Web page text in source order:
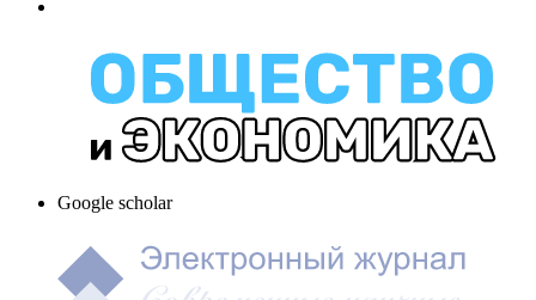
Google scholar